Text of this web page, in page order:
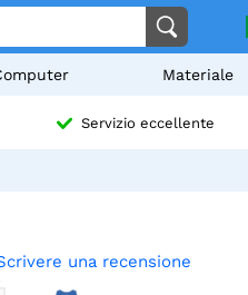
Materiale
Servizio eccellente
una recensione